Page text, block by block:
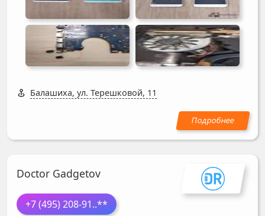
Балашиха, ул. Терешковой, 11
Doctor Gadgetov
+7 (495) 208-91..**